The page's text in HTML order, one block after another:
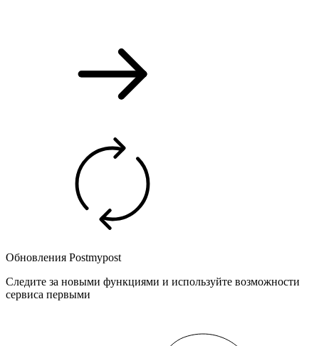
Обновления Postmypost
Следите за новыми функциями и используйте возможности
сервиса первыми